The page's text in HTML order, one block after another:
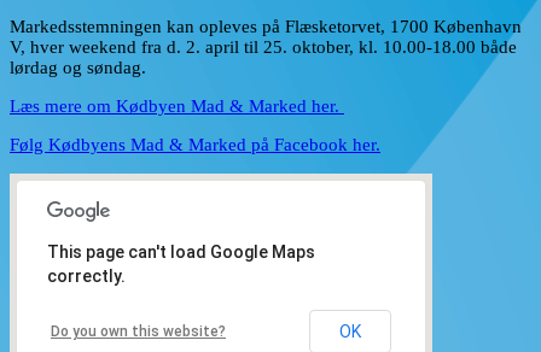
Markedsstemningen kan opleves på Flæsketorvet, 1700 København
V, hver weekend fra d. 2. april til 25. oktober, kl. 10.00-18.00 både
lørdag og søndag.
Læs mere om Kødbyen Mad & Marked her.
Følg Kødbyens Mad & Marked på Facebook her.
This page can't load Google Maps
correctly.
Do you own this website? OK